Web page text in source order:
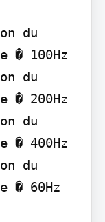
du
� 100Hz
du
� 200Hz
du
� 400Hz
du
� 60Hz